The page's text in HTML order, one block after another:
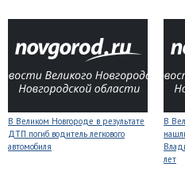
В Великом Новгороде в результате
ДТП погиб водитель легкового
автомобиля
В
лет